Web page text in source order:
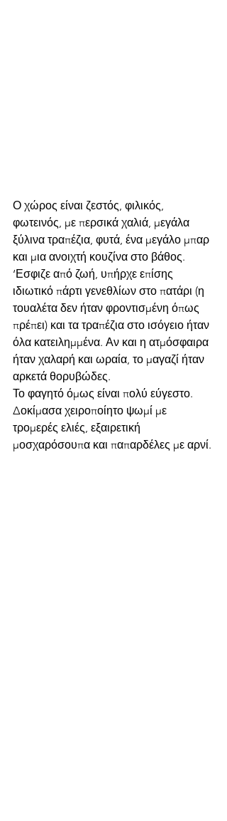
Ο χώρος είναι ζεστός, φιλικός,
φωτεινός, με περσικά χαλιά, μεγάλα
ξύλινα τραπέζια, φυτά, ένα μεγάλο μπαρ
και μια ανοιχτή κουζίνα στο βάθος.
‘Εσφιζε από ζωή, υπήρχε επίσης
ιδιωτικό πάρτι γενεθλίων στο πατάρι (η
τουαλέτα δεν ήταν φροντισμένη όπως
πρέπει) και τα τραπέζια στο ισόγειο ήταν
όλα κατειλημμένα. Αν και η ατμόσφαιρα
ήταν χαλαρή και ωραία, το μαγαζί ήταν
αρκετά θορυβώδες.
Το φαγητό όμως είναι πολύ εύγεστο.
Δοκίμασα χειροποίητο ψωμί με
τρομερές ελιές, εξαιρετική
μοσχαρόσουπα και παπαρδέλες με αρνί.